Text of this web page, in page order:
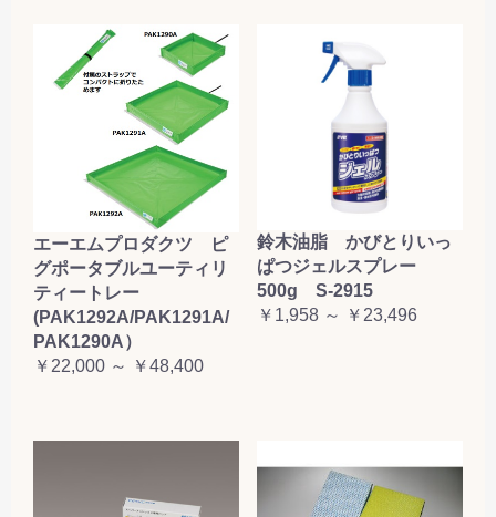
エーエムプロダクツ ピ
グポータブルユーティリ
ティートレー
(PAK1292A/PAK1291A/
PAK1290A）
￥22,000 ～ ￥48,400
鈴木油脂 かびとりいっ
ぱつジェルスプレー
500g S-2915
￥1,958 ～ ￥23,496